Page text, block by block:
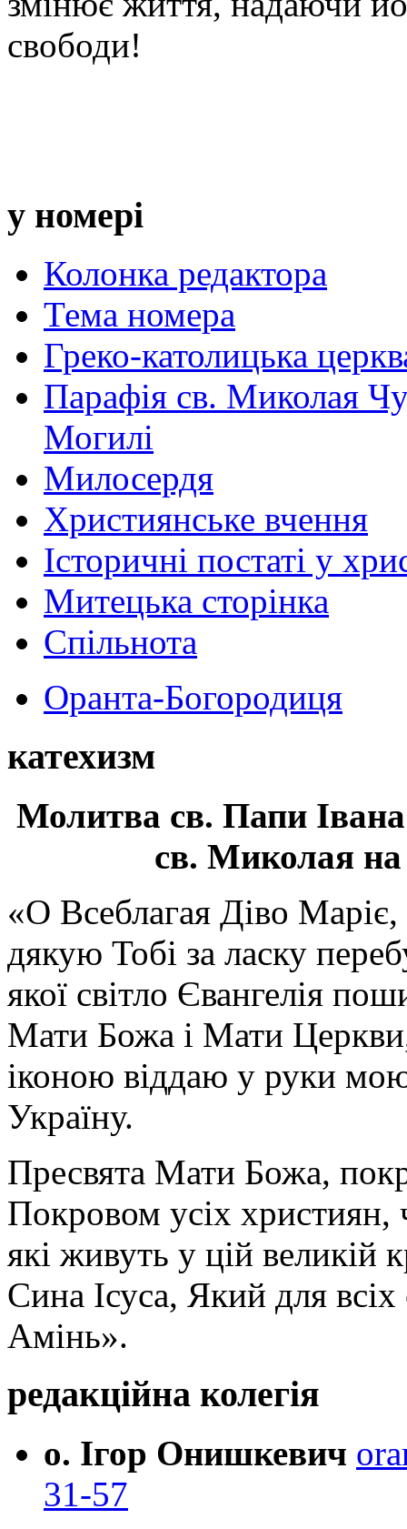
свободи!
у номері
Колонка редактора
Тема номера
Греко-католицька
Парафія св. Миколая
Могилі
Милосердя
Християнське вчення
Історичні постаті у
Митецька сторінка
Спільнота
Оранта-Богородиця
катехизм
Молитва св. Папи
св. Миколая на
«О Всеблагая Діво
дякую Тобі за ласку
якої світло Євангелія
Мати Божа і Мати
іконою віддаю у руки
Україну.
Пресвята Мати Божа,
Покровом усіх християн,
які живуть у цій великій
Сина Ісуса, Який для
Амінь».
редакційна колегія
о. Ігор Онишкевич
31-57